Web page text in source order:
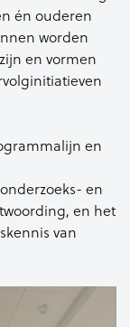
én ouderen
worden
en vormen
en
en
en het
van